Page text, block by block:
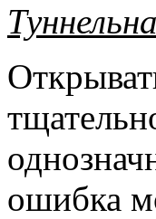
ошибка